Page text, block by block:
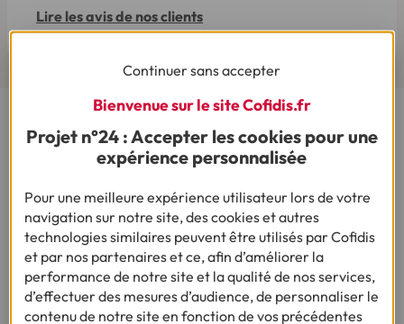
Lire les avis de nos clients
Cofidis, le spécialiste de la Demande de Crédit en Ligne,
vous propose plusieurs produits : des crédits renouvelables,
un prêt personnel et une solution de rachat de crédit.
Simulez sur notre site une demande de crédit en ligne en
quelques clics !
CRÉDITS
Continuer sans accepter
Bienvenue sur le site Cofidis.fr
Projet n°24 : Accepter les cookies pour une
expérience personnalisée
Pour une meilleure expérience utilisateur lors de votre
navigation sur notre site, des cookies et autres
technologies similaires peuvent être utilisés par Cofidis
et par nos partenaires et ce, afin d’améliorer la
performance de notre site et la qualité de nos services,
d’effectuer des mesures d’audience, de personnaliser le
contenu de notre site en fonction de vos précédentes